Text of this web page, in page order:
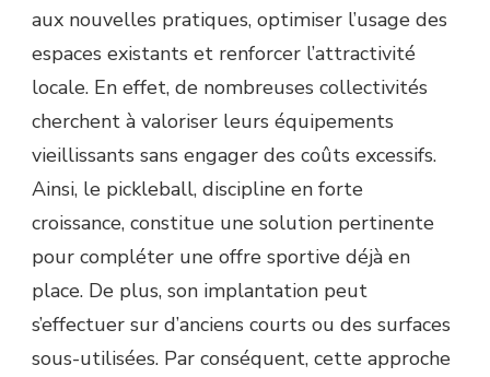
S’INTÉGRER
DANS
PROJET
DE
D’ÉQUIPEMENTS
SPORTIFS
aux nouvelles pratiques, optimiser l’usage des
espaces existants et renforcer l’attractivité
locale. En effet, de nombreuses collectivités
cherchent à valoriser leurs équipements
vieillissants sans engager des coûts excessifs.
Ainsi, le pickleball, discipline en forte
croissance, constitue une solution pertinente
pour compléter une offre sportive déjà en
place. De plus, son implantation peut
s’effectuer sur d’anciens courts ou des surfaces
sous-utilisées. Par conséquent, cette approche